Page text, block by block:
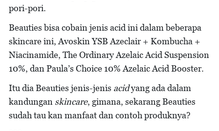
pori-pori.
Beauties bisa cobain jenis acid ini dalam beberapa
skincare ini, Avoskin YSB Azeclair + Kombucha +
Niacinamide, The Ordinary Azelaic Acid Suspension
10%, dan Paula’s Choice 10% Azelaic Acid Booster.
Itu dia Beauties jenis-jenis acidyang ada dalam
kandungan skincare, gimana, sekarang Beauties
sudah tau kan manfaat dan contoh produknya?